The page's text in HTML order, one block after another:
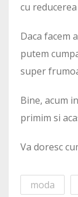
cu
Daca facem
putem
super
Bine, acum
primim si
Va doresc
moda